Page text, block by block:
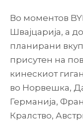
Во моментов
Швајцарија, а
планирани
присутен на
кинескиот
во Норвешка,
Германија,
Кралство,